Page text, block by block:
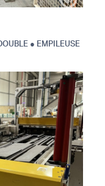
● EMPILEUSE